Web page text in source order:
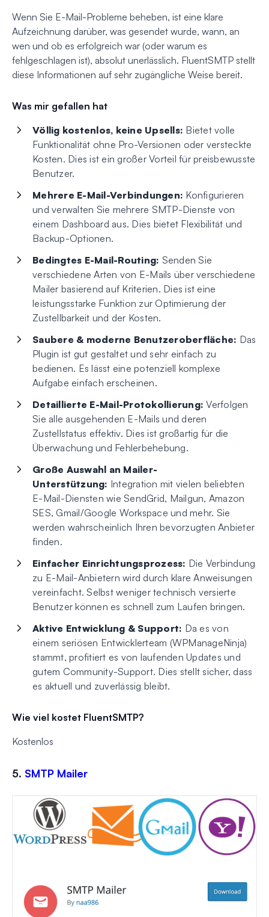
Wenn Sie E-Mail-Probleme beheben, ist eine klare
Aufzeichnung darüber, was gesendet wurde, wann, an
wen und ob es erfolgreich war (oder warum es
fehlgeschlagen ist), absolut unerlässlich. FluentSMTP stellt
diese Informationen auf sehr zugängliche Weise bereit.
Was mir gefallen hat
Völlig kostenlos, keine Upsells: Bietet volle
Funktionalität ohne Pro-Versionen oder versteckte
Kosten. Dies ist ein großer Vorteil für preisbewusste
Benutzer.
Mehrere E-Mail-Verbindungen: Konfigurieren
und verwalten Sie mehrere SMTP-Dienste von
einem Dashboard aus. Dies bietet Flexibilität und
Backup-Optionen.
Bedingtes E-Mail-Routing: Senden Sie
verschiedene Arten von E-Mails über verschiedene
Mailer basierend auf Kriterien. Dies ist eine
leistungsstarke Funktion zur Optimierung der
Zustellbarkeit und der Kosten.
Saubere & moderne Benutzeroberfläche: Das
Plugin ist gut gestaltet und sehr einfach zu
bedienen. Es lässt eine potenziell komplexe
Aufgabe einfach erscheinen.
Detaillierte E-Mail-Protokollierung: Verfolgen
Sie alle ausgehenden E-Mails und deren
Zustellstatus effektiv. Dies ist großartig für die
Überwachung und Fehlerbehebung.
Große Auswahl an Mailer-
Unterstützung: Integration mit vielen beliebten
E-Mail-Diensten wie SendGrid, Mailgun, Amazon
SES, Gmail/Google Workspace und mehr. Sie
werden wahrscheinlich Ihren bevorzugten Anbieter
finden.
Einfacher Einrichtungsprozess: Die Verbindung
zu E-Mail-Anbietern wird durch klare Anweisungen
vereinfacht. Selbst weniger technisch versierte
Benutzer können es schnell zum Laufen bringen.
Aktive Entwicklung & Support: Da es von
einem seriösen Entwicklerteam (WPManageNinja)
stammt, profitiert es von laufenden Updates und
gutem Community-Support. Dies stellt sicher, dass
es aktuell und zuverlässig bleibt.
Wie viel kostet FluentSMTP?
Kostenlos
5. SMTP Mailer